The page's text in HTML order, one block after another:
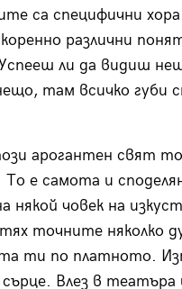
са специфични
различни
ли да видиш
там всичко губи
арогантен свят
е самота и
някой човек на
точните няколко
ти по платното.
Влез в театъра